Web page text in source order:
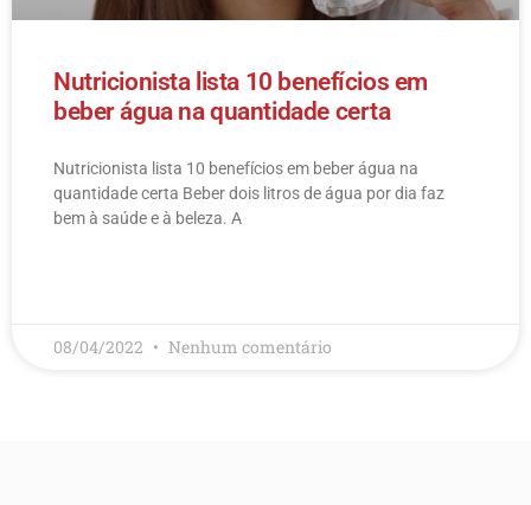
Nutricionista lista 10 benefícios em
beber água na quantidade certa
Nutricionista lista 10 benefícios em beber água na
quantidade certa Beber dois litros de água por dia faz
bem à saúde e à beleza. A
08/04/2022 Nenhum comentário